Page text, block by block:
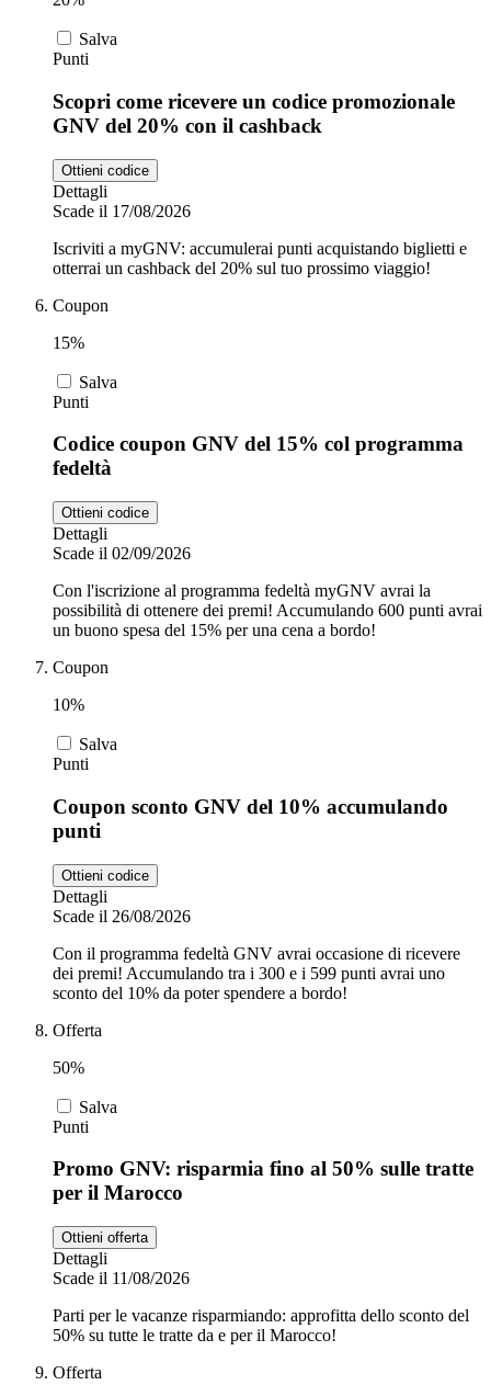
Salva
Punti
Scopri come ricevere un codice promozionale
GNV del 20% con il cashback
Ottieni codice
Dettagli
Scade il 17/08/2026
Iscriviti a myGNV: accumulerai punti acquistando biglietti e
otterrai un cashback del 20% sul tuo prossimo viaggio!
Coupon
15%
Salva
Punti
Codice coupon GNV del 15% col programma
fedeltà
Ottieni codice
Dettagli
Scade il 02/09/2026
Con l'iscrizione al programma fedeltà myGNV avrai la
possibilità di ottenere dei premi! Accumulando 600 punti avrai
un buono spesa del 15% per una cena a bordo!
Coupon
10%
Salva
Punti
Coupon sconto GNV del 10% accumulando
punti
Ottieni codice
Dettagli
Scade il 26/08/2026
Con il programma fedeltà GNV avrai occasione di ricevere
dei premi! Accumulando tra i 300 e i 599 punti avrai uno
sconto del 10% da poter spendere a bordo!
Offerta
50%
Salva
Punti
Promo GNV: risparmia fino al 50% sulle tratte
per il Marocco
Ottieni offerta
Dettagli
Scade il 11/08/2026
Parti per le vacanze risparmiando: approfitta dello sconto del
50% su tutte le tratte da e per il Marocco!
Offerta